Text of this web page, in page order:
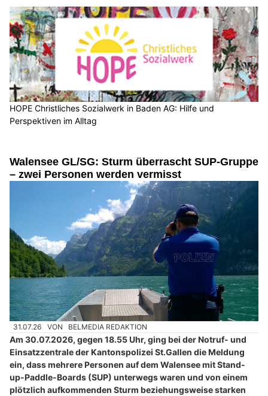
HOPE Christliches Sozialwerk in Baden AG: Hilfe und
Perspektiven im Alltag
Walensee GL/SG: Sturm überrascht SUP-Gruppe
– zwei Personen werden vermisst
31.07.26 VON BELMEDIA REDAKTION
Am 30.07.2026, gegen 18.55 Uhr, ging bei der Notruf- und
Einsatzzentrale der Kantonspolizei St.Gallen die Meldung
ein, dass mehrere Personen auf dem Walensee mit Stand-
up-Paddle-Boards (SUP) unterwegs waren und von einem
plötzlich aufkommenden Sturm beziehungsweise starken